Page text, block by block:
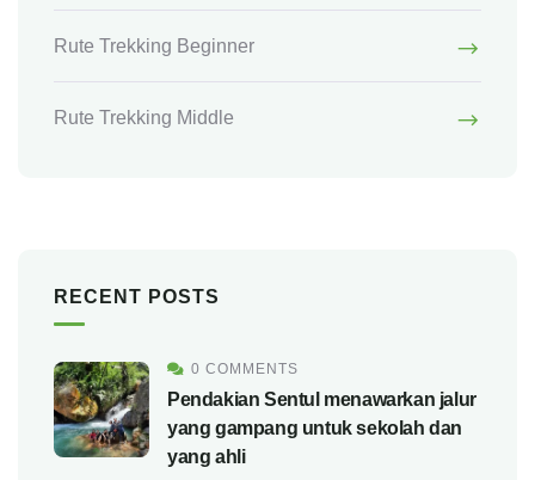
Rute Trekking Beginner
Rute Trekking Middle
RECENT POSTS
0 COMMENTS
Pendakian Sentul menawarkan jalur
yang gampang untuk sekolah dan
yang ahli